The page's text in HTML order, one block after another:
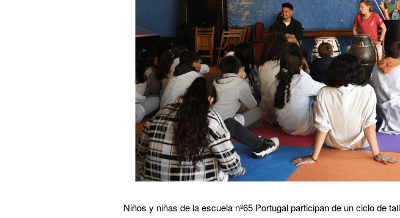
Niños y niñas de la escuela nº65 Portugal participan de un ciclo de